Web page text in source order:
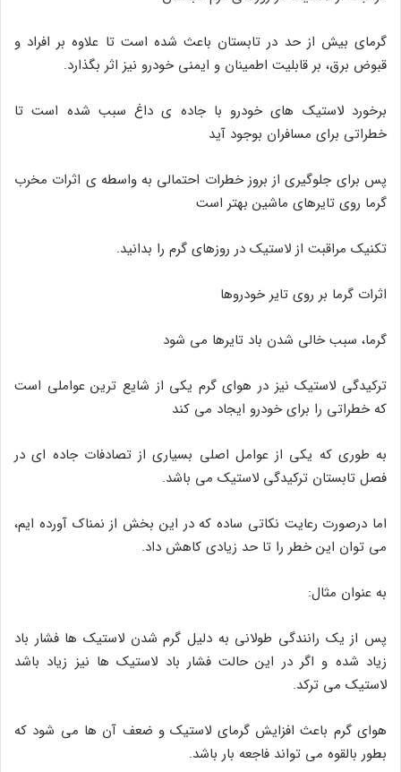
گرمای بیش از حد در تابستان باعث شده است تا علاوه بر افراد و
قبوض برق، بر قابلیت اطمینان و ایمنی خودرو نیز اثر بگذارد.
برخورد لاستیک های خودرو با جاده ی داغ سبب شده است تا
خطراتی برای مسافران بوجود آید
پس برای جلوگیری از بروز خطرات احتمالی به واسطه ی اثرات مخرب
گرما روی تایرهای ماشین بهتر است
تکنیک مراقبت از لاستیک در روزهای گرم را بدانید.
اثرات گرما بر روی تایر خودروها
گرما، سبب خالی شدن باد تایرها می شود
ترکیدگی لاستیک نیز در هوای گرم یکی از شایع ترین عواملی است
که خطراتی را برای خودرو ایجاد می کند
به طوری که یکی از عوامل اصلی بسیاری از تصادفات جاده ای در
فصل تابستان ترکیدگی لاستیک می باشد.
اما درصورت رعایت نکاتی ساده که در این بخش از نمناک آورده ایم،
می توان این خطر را تا حد زیادی کاهش داد.
به عنوان مثال:
پس از یک رانندگی طولانی به دلیل گرم شدن لاستیک ها فشار باد
زیاد شده و اگر در این حالت فشار باد لاستیک ها نیز زیاد باشد
لاستیک می ترکد.
هوای گرم باعث افزایش گرمای لاستیک و ضعف آن ها می شود که
بطور بالقوه می تواند فاجعه بار باشد.